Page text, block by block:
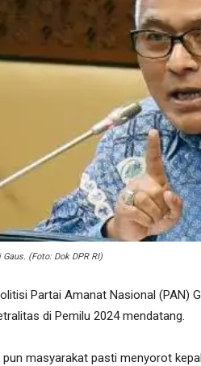
(Foto: Dok DPR RI)
Partai Amanat Nasional (PAN)
di Pemilu 2024 mendatang.
pun masyarakat pasti menyorot